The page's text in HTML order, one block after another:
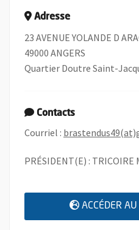
Adresse
23 AVENUE YOLANDE D
49000 ANGERS
Quartier Doutre Saint-
Contacts
Courriel :
PRÉSIDENT(E) : TRICOIRE
ACCÉDER AU